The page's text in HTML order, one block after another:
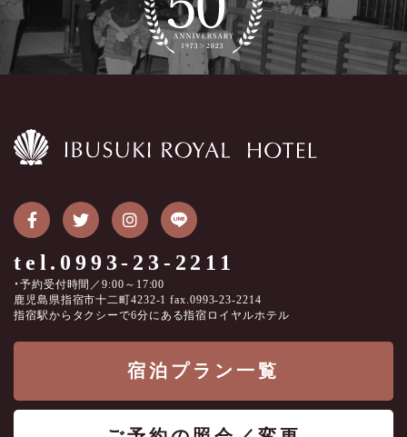
tel.0993-23-2211
・予約受付時間／9:00～17:00
鹿児島県指宿市十二町4232-1 fax.0993-23-2214
指宿駅からタクシーで6分にある指宿ロイヤルホテル
宿泊プラン一覧